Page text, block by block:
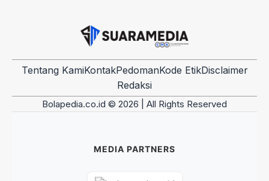
Tentang KamiKontakPedomanKode EtikDisclaimer
Redaksi
Bolapedia.co.id © 2026 | All Rights Reserved
MEDIA PARTNERS